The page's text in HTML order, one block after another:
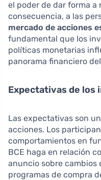
el poder de dar forma a
consecuencia, a las
mercado de acciones
fundamental que los
políticas monetarias
panorama financiero
Expectativas de los
Las expectativas son
acciones. Los
comportamientos en
BCE haga en relación
anuncio sobre cambios
programas de compra